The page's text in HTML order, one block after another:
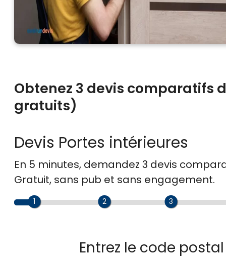
Obtenez 3 devis comparatifs
gratuits)
Devis Portes intérieures
En 5 minutes, demandez 3 devis
Gratuit, sans pub et sans engagement.
1 2 3
Entrez le code